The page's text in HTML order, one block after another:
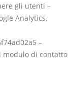
gli utenti –
Analytics.
–
modulo di contatto